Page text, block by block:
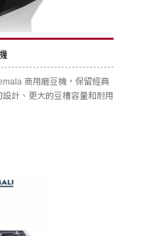
商用磨豆機，保留經典
計、更大的豆槽容量和耐用